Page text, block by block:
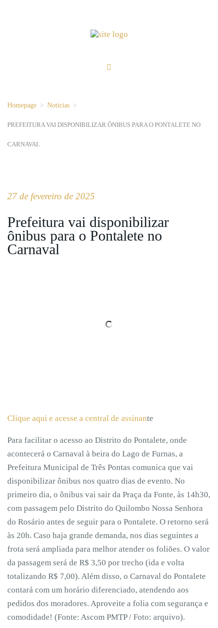
Homepage > Notícias >
PREFEITURA VAI DISPONIBILIZAR ÔNIBUS PARA O PONTALETE NO
CARNAVAL
27 de fevereiro de 2025
Prefeitura vai disponibilizar
ônibus para o Pontalete no
Carnaval
Clique aqui e acesse a central de assinante
Para facilitar o acesso ao Distrito do Pontalete, onde
acontecerá o Carnaval à beira do Lago de Furnas, a
Prefeitura Municipal de Três Pontas comunica que vai
disponibilizar ônibus nos quatro dias de evento. No
primeiro dia, o ônibus vai sair da Praça da Fonte, às 14h30,
com passagem pelo Distrito do Quilombo Nossa Senhora
do Rosário antes de seguir para o Pontalete. O retorno será
às 20h. Caso haja grande demanda, nos dias seguintes a
frota será ampliada para melhor atender os foliões. O valor
da passagem será de R$ 3,50 por trecho (ida e volta
totalizando R$ 7,00). Além disso, o Carnaval do Pontalete
contará com um horário diferenciado, atendendo aos
pedidos dos moradores. Aproveite a folia com segurança e
comodidade! (Fonte: Ascom PMTP / Foto: arquivo).